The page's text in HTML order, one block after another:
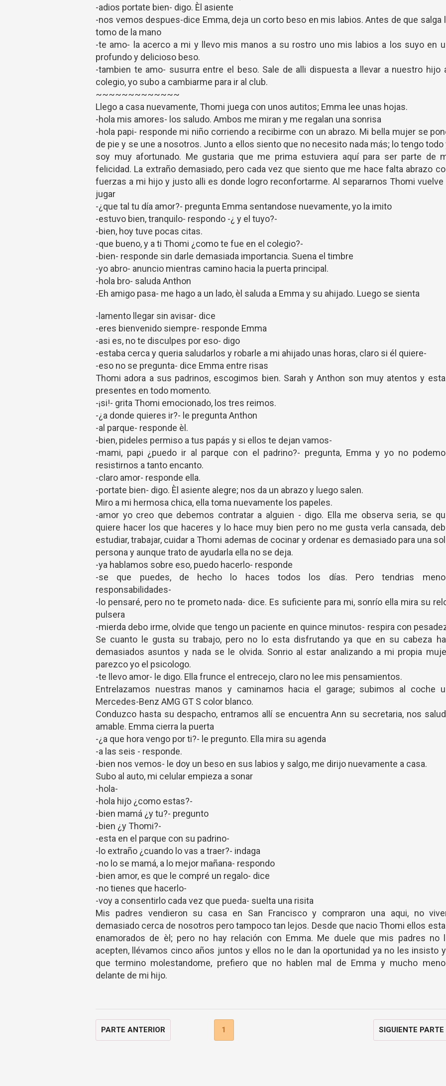
-adios portate bien- digo. Èl asiente
-nos vemos despues-dice Emma, deja un corto beso en mis labios. Antes de que salga
tomo de la mano
-te amo- la acerco a mi y llevo mis manos a su rostro uno mis labios a los suyo en
profundo y delicioso beso.
-tambien te amo- susurra entre el beso. Sale de alli dispuesta a llevar a nuestro hijo
colegio, yo subo a cambiarme para ir al club.
~~~~~~~~~~~~~
Llego a casa nuevamente, Thomi juega con unos autitos; Emma lee unas hojas.
-hola mis amores- los saludo. Ambos me miran y me regalan una sonrisa
-hola papi- responde mi niño corriendo a recibirme con un abrazo. Mi bella mujer se
de pie y se une a nosotros. Junto a ellos siento que no necesito nada más; lo tengo todo
soy muy afortunado. Me gustaria que me prima estuviera aquí para ser parte de
felicidad. La extraño demasiado, pero cada vez que siento que me hace falta abrazo
fuerzas a mi hijo y justo alli es donde logro reconfortarme. Al separarnos Thomi vuelve
jugar
-¿que tal tu día amor?- pregunta Emma sentandose nuevamente, yo la imito
-estuvo bien, tranquilo- respondo -¿ y el tuyo?-
-bien, hoy tuve pocas citas.
-que bueno, y a ti Thomi ¿como te fue en el colegio?-
-bien- responde sin darle demasiada importancia. Suena el timbre
-yo abro- anuncio mientras camino hacia la puerta principal.
-hola bro- saluda Anthon
-Eh amigo pasa- me hago a un lado, èl saluda a Emma y su ahijado. Luego se sienta
-lamento llegar sin avisar- dice
-eres bienvenido siempre- responde Emma
-asi es, no te disculpes por eso- digo
-estaba cerca y queria saludarlos y robarle a mi ahijado unas horas, claro si él quiere-
-eso no se pregunta- dice Emma entre risas
Thomi adora a sus padrinos, escogimos bien. Sarah y Anthon son muy atentos y
presentes en todo momento.
-¡si!- grita Thomi emocionado, los tres reimos.
-¿a donde quieres ir?- le pregunta Anthon
-al parque- responde èl.
-bien, pideles permiso a tus papás y si ellos te dejan vamos-
-mami, papi ¿puedo ir al parque con el padrino?- pregunta, Emma y yo no
resistirnos a tanto encanto.
-claro amor- responde ella.
-portate bien- digo. Èl asiente alegre; nos da un abrazo y luego salen.
Miro a mi hermosa chica, ella toma nuevamente los papeles.
-amor yo creo que debemos contratar a alguien - digo. Ella me observa seria, se
quiere hacer los que haceres y lo hace muy bien pero no me gusta verla cansada,
estudiar, trabajar, cuidar a Thomi ademas de cocinar y ordenar es demasiado para una
persona y aunque trato de ayudarla ella no se deja.
-ya hablamos sobre eso, puedo hacerlo- responde
-se que puedes, de hecho lo haces todos los días. Pero tendrias
responsabilidades-
-lo pensaré, pero no te prometo nada- dice. Es suficiente para mi, sonrío ella mira su
pulsera
-mierda debo irme, olvide que tengo un paciente en quince minutos- respira con
Se cuanto le gusta su trabajo, pero no lo esta disfrutando ya que en su cabeza
demasiados asuntos y nada se le olvida. Sonrio al estar analizando a mi propia
parezco yo el psicologo.
-te llevo amor- le digo. Ella frunce el entrecejo, claro no lee mis pensamientos.
Entrelazamos nuestras manos y caminamos hacia el garage; subimos al coche
Mercedes-Benz AMG GT S color blanco.
Conduzco hasta su despacho, entramos allí se encuentra Ann su secretaria, nos
amable. Emma cierra la puerta
-¿a que hora vengo por ti?- le pregunto. Ella mira su agenda
-a las seis - responde.
-bien nos vemos- le doy un beso en sus labios y salgo, me dirijo nuevamente a casa.
Subo al auto, mi celular empieza a sonar
-hola-
-hola hijo ¿como estas?-
-bien mamá ¿y tu?- pregunto
-bien ¿y Thomi?-
-esta en el parque con su padrino-
-lo extraño ¿cuando lo vas a traer?- indaga
-no lo se mamá, a lo mejor mañana- respondo
-bien amor, es que le compré un regalo- dice
-no tienes que hacerlo-
-voy a consentirlo cada vez que pueda- suelta una risita
Mis padres vendieron su casa en San Francisco y compraron una aqui, no
demasiado cerca de nosotros pero tampoco tan lejos. Desde que nacio Thomi ellos
enamorados de èl; pero no hay relación con Emma. Me duele que mis padres no
acepten, llévamos cinco años juntos y ellos no le dan la oportunidad ya no les insisto
que termino molestandome, prefiero que no hablen mal de Emma y mucho
delante de mi hijo.
PARTE ANTERIOR 1 SIGUIENTE PARTE